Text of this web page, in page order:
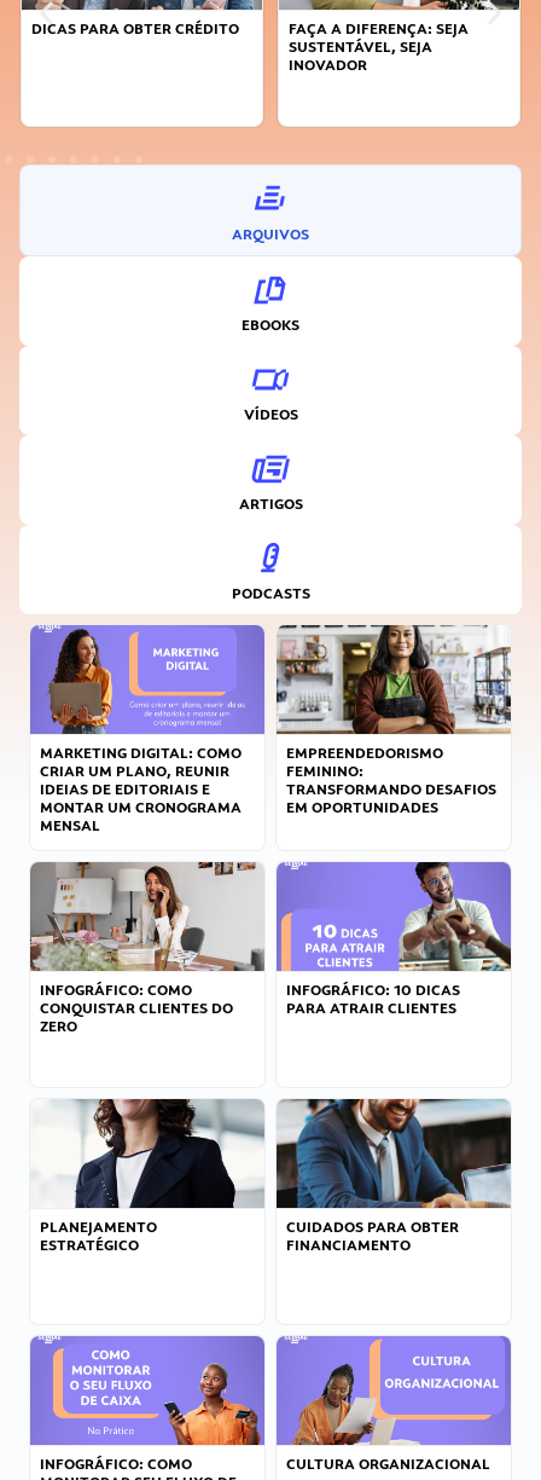
DICAS PARA OBTER CRÉDITO
FAÇA A DIFERENÇA: SEJA
SUSTENTÁVEL, SEJA
INOVADOR
ARQUIVOS
EBOOKS
VÍDEOS
ARTIGOS
PODCASTS
MARKETING DIGITAL: COMO
CRIAR UM PLANO, REUNIR
IDEIAS DE EDITORIAIS E
MONTAR UM CRONOGRAMA
MENSAL
EMPREENDEDORISMO
FEMININO:
TRANSFORMANDO DESAFIOS
EM OPORTUNIDADES
INFOGRÁFICO: COMO
CONQUISTAR CLIENTES DO
ZERO
INFOGRÁFICO: 10 DICAS
PARA ATRAIR CLIENTES
PLANEJAMENTO
ESTRATÉGICO
CUIDADOS PARA OBTER
FINANCIAMENTO
INFOGRÁFICO: COMO
CULTURA ORGANIZACIONAL